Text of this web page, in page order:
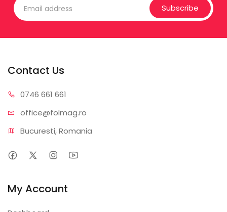
Subscribe
Contact Us
0746 661 661
office@folmag.ro
Bucuresti, Romania
My Account